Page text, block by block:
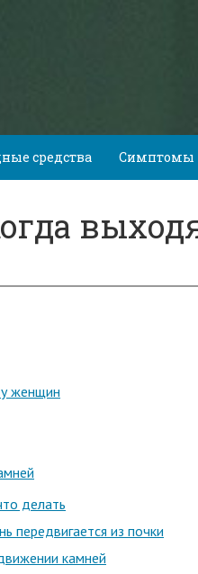
средства Симптомы
женщин
делать
передвигается из почки
камней